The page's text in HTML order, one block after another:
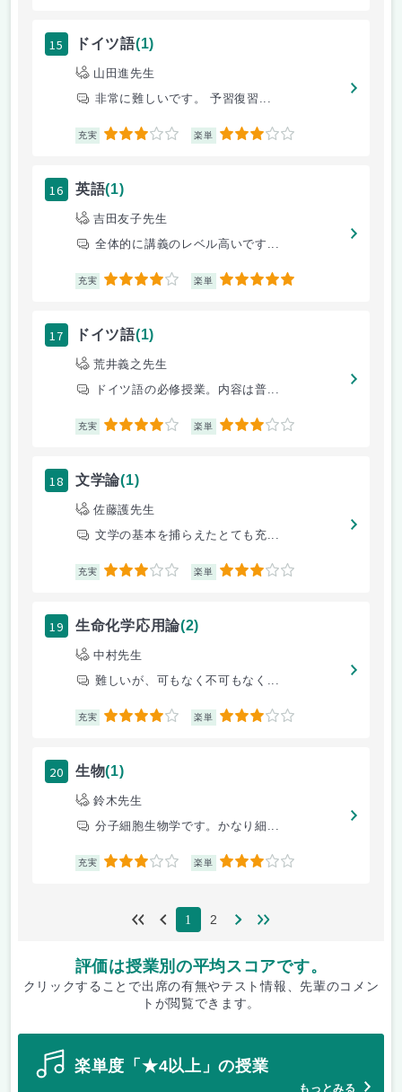
15 ドイツ語(1)
山田進先生
非常に難しいです。 予習復習...
充実 3 楽単 3
16 英語(1)
吉田友子先生
全体的に講義のレベル高いです...
充実 4 楽単 5
17 ドイツ語(1)
荒井義之先生
ドイツ語の必修授業。内容は普...
充実 4 楽単 3
18 文学論(1)
佐藤護先生
文学の基本を捕らえたとても充...
充実 3 楽単 3
19 生命化学応用論(2)
中村先生
難しいが、可もなく不可もなく...
充実 4 楽単 3
20 生物(1)
鈴木先生
分子細胞生物学です。かなり細...
充実 3 楽単 3
1 2
評価は授業別の平均スコアです。
クリックすることで出席の有無やテスト情報、先輩のコメン
トが閲覧できます。
楽単度「★4以上」の授業
もっとみる